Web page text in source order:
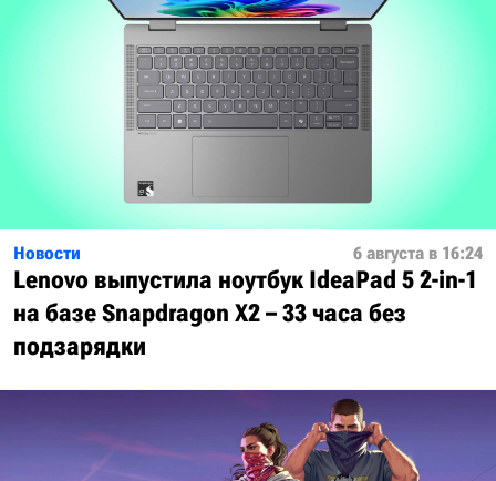
Новости 6 августа в 16:24
Lenovo выпустила ноутбук IdeaPad 5 2-in-1
на базе Snapdragon X2 – 33 часа без
подзарядки